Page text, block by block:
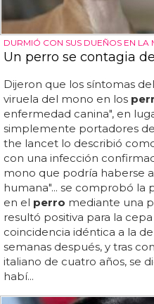
DURMIÓ CON SUS DUEÑOS EN LA
Un perro se contagia
Dijeron que los síntomas del
viruela del mono en los
enfermedad canina", en
simplemente portadores
the lancet lo describió
con una infección
mono que podría haberse
humana"... se comprobó la
en el perro mediante una
resultó positiva para la
coincidencia idéntica a la
semanas después, y tras
italiano de cuatro años, se
habí...